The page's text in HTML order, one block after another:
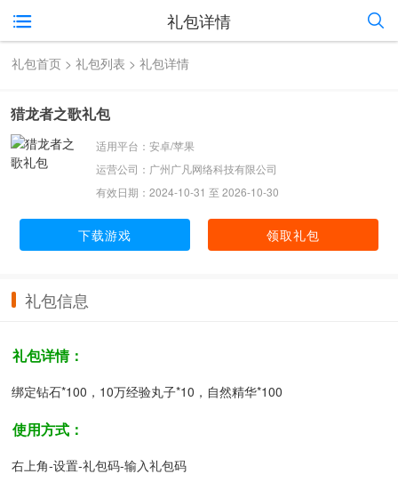
礼包详情
礼包首页 >礼包列表 > 礼包详情
猎龙者之歌礼包
适用平台：安卓/苹果
运营公司：广州广凡网络科技有限公司
有效日期：2024-10-31 至 2026-10-30
下载游戏 领取礼包
礼包信息
礼包详情：
绑定钻石*100，10万经验丸子*10，自然精华*100
使用方式：
右上角-设置-礼包码-输入礼包码